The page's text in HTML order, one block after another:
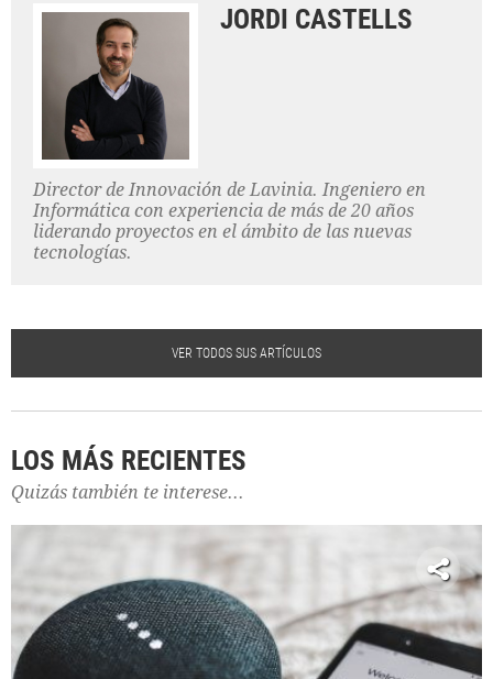
JORDI CASTELLS
Director de Innovación de Lavinia. Ingeniero en
Informática con experiencia de más de 20 años
liderando proyectos en el ámbito de las nuevas
tecnologías.
VER TODOS SUS ARTÍCULOS
LOS MÁS RECIENTES
Quizás también te interese...